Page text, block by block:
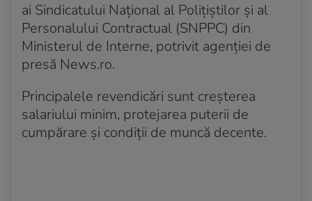
ai Sindicatului Naţional al Poliţiştilor şi al
Personalului Contractual (SNPPC) din
Ministerul de Interne, potrivit agenției de
presă News.ro.
Principalele revendicări sunt creşterea
salariului minim, protejarea puterii de
cumpărare şi condiţii de muncă decente.